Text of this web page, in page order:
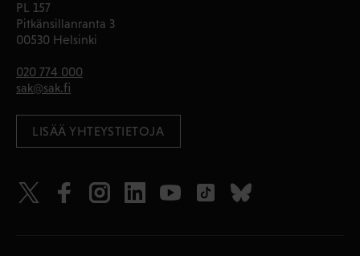
PL 157
Pitkänsillanranta 3
00530 Helsinki
020 774 000
sak@sak.fi
LISÄÄ YHTEYSTIETOJA